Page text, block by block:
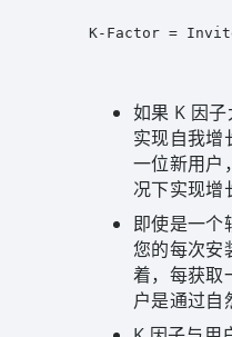
K-Factor =
如果 K 因
实现自我增
一位新用户
况下实现增
即使是一个
您的每次安
着，每获取
户是通过自